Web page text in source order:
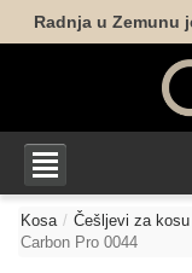
Radnja u Zemunu
Kosa Češljevi za kosu
Carbon Pro 0044